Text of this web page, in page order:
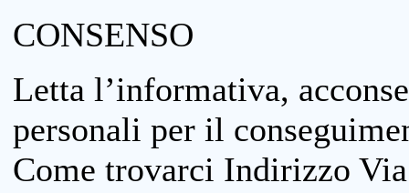
CONSENSO
Letta l’informativa,
personali per il
Come trovarci Indirizzo